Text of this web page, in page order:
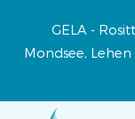
GELA -
Mondsee, Lehen